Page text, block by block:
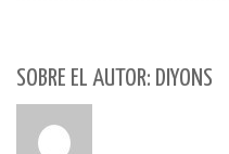
SOBRE EL AUTOR: DIYONS